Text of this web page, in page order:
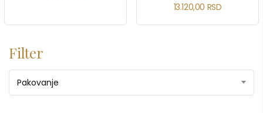
13.120,00 RSD
Filter
Pakovanje